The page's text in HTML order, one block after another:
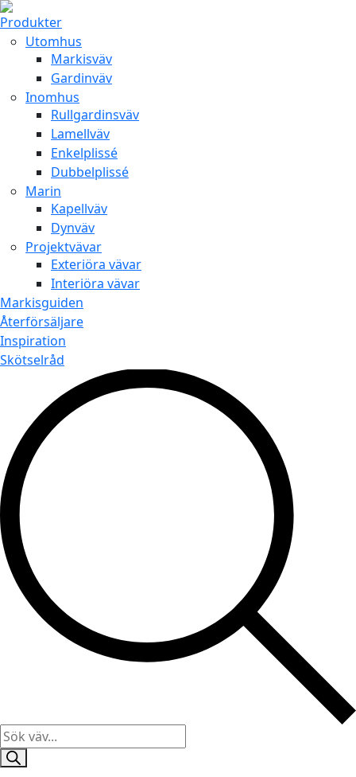
Produkter
Utomhus
Markisväv
Gardinväv
Inomhus
Rullgardinsväv
Lamellväv
Enkelplissé
Dubbelplissé
Marin
Kapellväv
Dynväv
Projektvävar
Exteriöra vävar
Interiöra vävar
Markisguiden
Återförsäljare
Inspiration
Skötselråd
Products
search